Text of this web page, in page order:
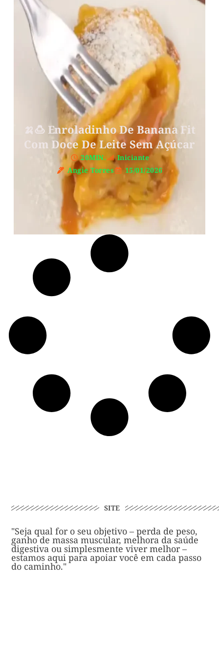
🍌🍮 Enroladinho De Banana Fit
Com Doce De Leite Sem Açúcar
20MIN.
Iniciante
Angie Torres
15/01/2026
SITE
"Seja qual for o seu objetivo – perda de peso,
ganho de massa muscular, melhora da saúde
digestiva ou simplesmente viver melhor –
estamos aqui para apoiar você em cada passo
do caminho."